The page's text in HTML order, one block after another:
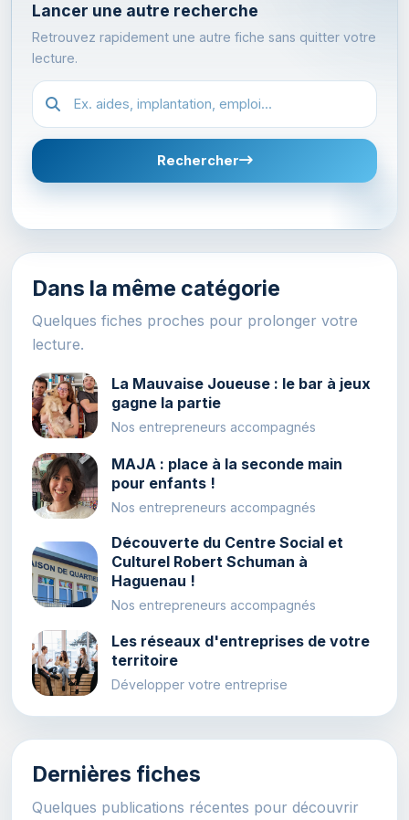
Lancer une autre recherche
Retrouvez rapidement une autre fiche sans quitter votre
lecture.
Recherche dans les fiches
Rechercher
Dans la même catégorie
Quelques fiches proches pour prolonger votre
lecture.
La Mauvaise Joueuse : le bar à jeux
gagne la partie
Nos entrepreneurs accompagnés
MAJA : place à la seconde main
pour enfants !
Nos entrepreneurs accompagnés
Découverte du Centre Social et
Culturel Robert Schuman à
Haguenau !
Nos entrepreneurs accompagnés
Les réseaux d'entreprises de votre
territoire
Développer votre entreprise
Dernières fiches
Quelques publications récentes pour découvrir